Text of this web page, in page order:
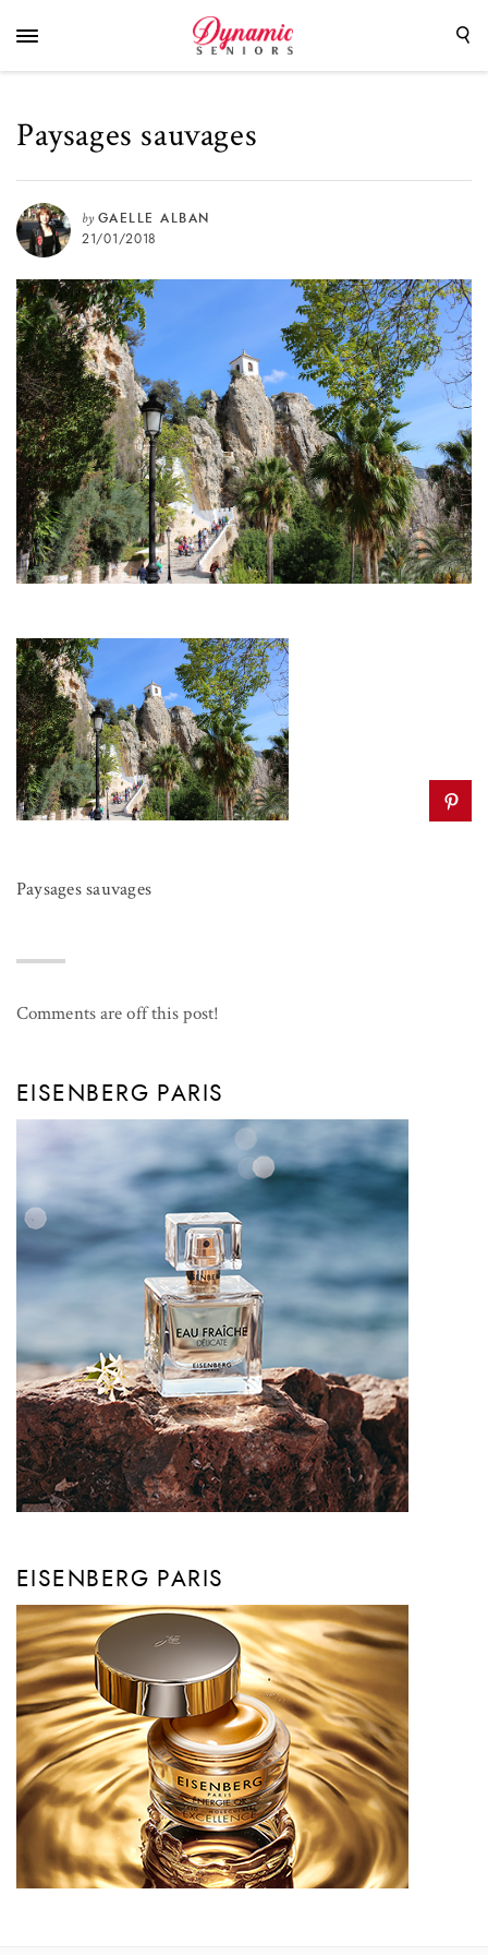
Paysages sauvages
by GAELLE ALBAN
21/01/2018
Paysages sauvages
Comments are off this post!
EISENBERG PARIS
EISENBERG PARIS